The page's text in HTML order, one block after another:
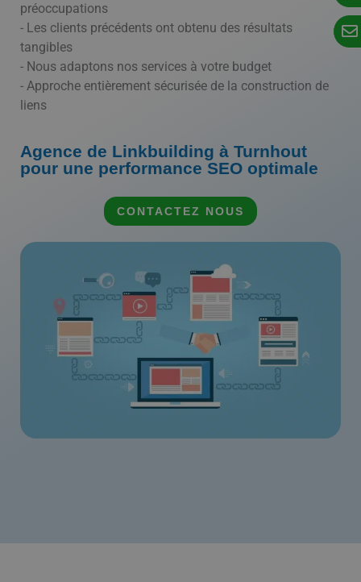
préoccupations
- Les clients précédents ont obtenu des résultats
tangibles
- Nous adaptons nos services à votre budget
- Approche entièrement sécurisée de la construction de
liens
Agence de Linkbuilding à Turnhout
pour une performance SEO optimale
CONTACTEZ NOUS